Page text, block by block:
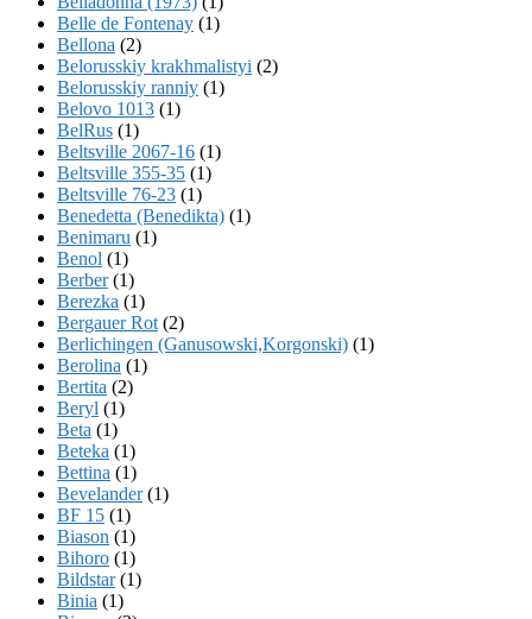
Belle de Fontenay (1)
Bellona (2)
Belorusskiy krakhmalistyi (2)
Belorusskiy ranniy (1)
Belovo 1013 (1)
BelRus (1)
Beltsville 2067-16 (1)
Beltsville 355-35 (1)
Beltsville 76-23 (1)
Benedetta (Benedikta) (1)
Benimaru (1)
Benol (1)
Berber(1)
Berezka (1)
Bergauer Rot (2)
Berlichingen (Ganusowski,Korgonski) (1)
Berolina (1)
Bertita (2)
Beryl (1)
Beta (1)
Beteka (1)
Bettina (1)
Bevelander(1)
BF 15 (1)
Biason (1)
Bihoro (1)
Bildstar(1)
Binia (1)